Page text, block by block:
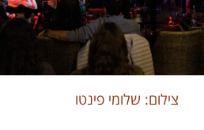
שלומי פינטו